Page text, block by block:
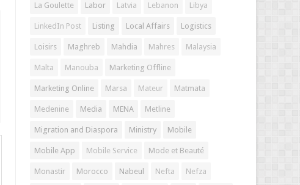
La Goulette Labor Latvia Lebanon Libya
LinkedIn Post Listing Local Affairs Logistics
Loisirs Maghreb Mahdia Mahres Malaysia
Malta Manouba Marketing Offline
Marketing Online Marsa Mateur Matmata
Medenine Media MENA Metline
Migration and Diaspora Ministry Mobile
Mobile App Mobile Service Mode et Beauté
Monastir Morocco Nabeul Nefta Nefza